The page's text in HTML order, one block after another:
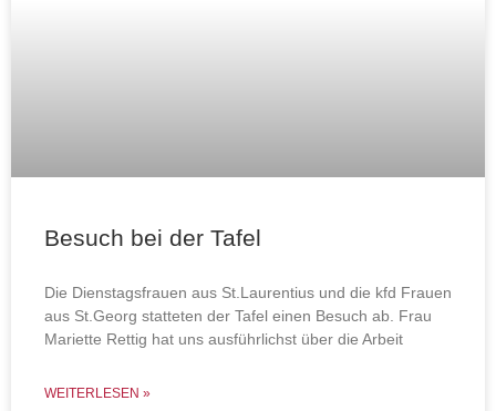
Besuch bei der Tafel
Die Dienstagsfrauen aus St.Laurentius und die kfd Frauen
aus St.Georg statteten der Tafel einen Besuch ab. Frau
Mariette Rettig hat uns ausführlichst über die Arbeit
WEITERLESEN »